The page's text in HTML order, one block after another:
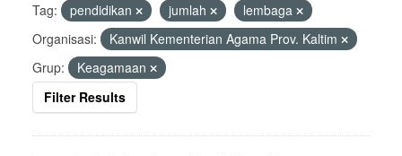
Tag: pendidikan jumlah
lembaga
Organisasi:
Kanwil Kementerian Agama Prov. Kaltim
Grup:
Keagamaan
Filter Results